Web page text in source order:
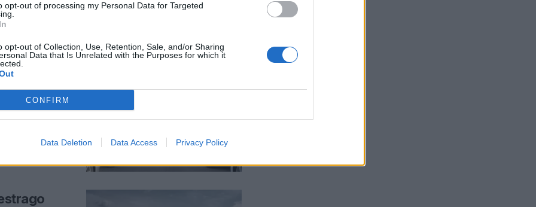
opt-out of processing my Personal Data for Targeted
opt-out of Collection, Use, Retention, Sale, and/or Sharing
Data that Is Unrelated with the Purposes for which it
CONFIRM
Data Deletion Data Access Privacy Policy
junto aos